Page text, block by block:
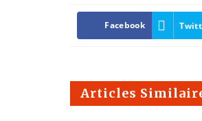
Facebook
Articles